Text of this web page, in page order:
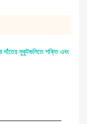
দাঁতের মুকুটগুলিতে শক্তি এবং